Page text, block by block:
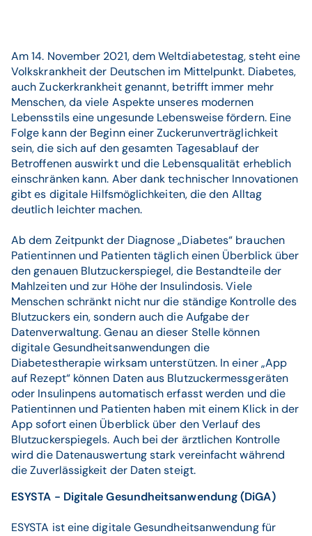
Am 14. November 2021, dem Weltdiabetestag, steht eine
Volkskrankheit der Deutschen im Mittelpunkt. Diabetes,
auch Zuckerkrankheit genannt, betrifft immer mehr
Menschen, da viele Aspekte unseres modernen
Lebensstils eine ungesunde Lebensweise fördern. Eine
Folge kann der Beginn einer Zuckerunverträglichkeit
sein, die sich auf den gesamten Tagesablauf der
Betroffenen auswirkt und die Lebensqualität erheblich
einschränken kann. Aber dank technischer Innovationen
gibt es digitale Hilfsmöglichkeiten, die den Alltag
deutlich leichter machen.
Ab dem Zeitpunkt der Diagnose „Diabetes“ brauchen
Patientinnen und Patienten täglich einen Überblick über
den genauen Blutzuckerspiegel, die Bestandteile der
Mahlzeiten und zur Höhe der Insulindosis. Viele
Menschen schränkt nicht nur die ständige Kontrolle des
Blutzuckers ein, sondern auch die Aufgabe der
Datenverwaltung. Genau an dieser Stelle können
digitale Gesundheitsanwendungen die
Diabetestherapie wirksam unterstützen. In einer „App
auf Rezept“ können Daten aus Blutzuckermessgeräten
oder Insulinpens automatisch erfasst werden und die
Patientinnen und Patienten haben mit einem Klick in der
App sofort einen Überblick über den Verlauf des
Blutzuckerspiegels. Auch bei der ärztlichen Kontrolle
wird die Datenauswertung stark vereinfacht während
die Zuverlässigkeit der Daten steigt.
ESYSTA - Digitale Gesundheitsanwendung (DiGA)
ESYSTA ist eine digitale Gesundheitsanwendung für